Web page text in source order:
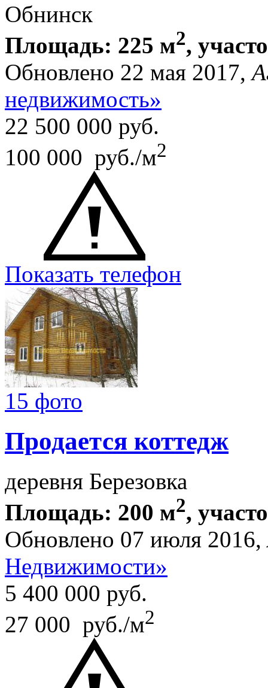
Обнинск
Площадь: 225 м2,
Обновлено 22 мая 2017,
недвижимость»
22 500 000 руб.
100 000 руб./м2
Показать телефон
15 фото
Продается коттедж
деревня Березовка
Площадь: 200 м2,
Обновлено 07 июля 2016,
Недвижимости»
5 400 000 руб.
27 000 руб./м2